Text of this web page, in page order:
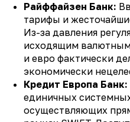
Райффайзен Банк:
тарифы и
Из-за давления
исходящим
и евро фактически
экономически
Кредит Европа Банк:
единичных
осуществляющих